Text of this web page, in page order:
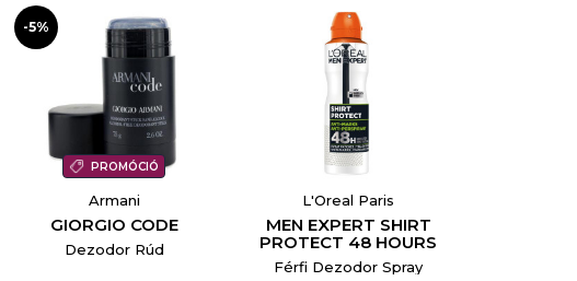
PROMÓCIÓ
-5%
Armani
GIORGIO CODE
Dezodor Rúd
L'Oreal Paris
MEN EXPERT SHIRT
PROTECT 48 HOURS
Férfi Dezodor Spray